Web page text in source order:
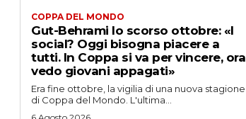
COPPA DEL MONDO
Gut-Behrami lo scorso ottobre: «I
social? Oggi bisogna piacere a
tutti. In Coppa si va per vincere, ora
vedo giovani appagati»
Era fine ottobre, la vigilia di una nuova stagione
di Coppa del Mondo. L'ultima...
6 Agosto 2026